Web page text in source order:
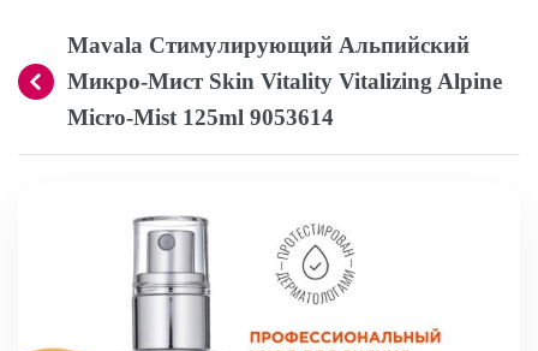
Mavala Стимулирующий Альпийский
Микро-Мист Skin Vitality Vitalizing Alpine
Micro-Mist 125ml 9053614